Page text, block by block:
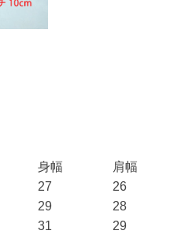
身幅
肩幅
27
26
29
28
31
29